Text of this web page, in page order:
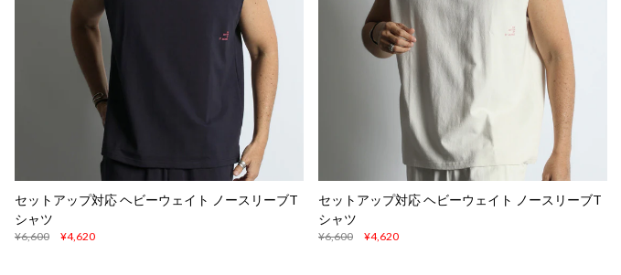
セットアップ対応 ヘビーウェイト ノースリーブT
シャツ
¥6,600 ¥4,620
セットアップ対応 ヘビーウェイト ノースリーブT
シャツ
¥6,600 ¥4,620